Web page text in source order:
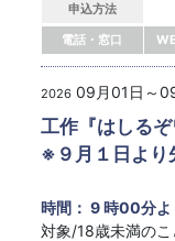
申込方法
電話・窓口
2026 09月01日～
工作『はしるぞ
※９月１日より
時間： 9 時00分
対象/18歳未満の